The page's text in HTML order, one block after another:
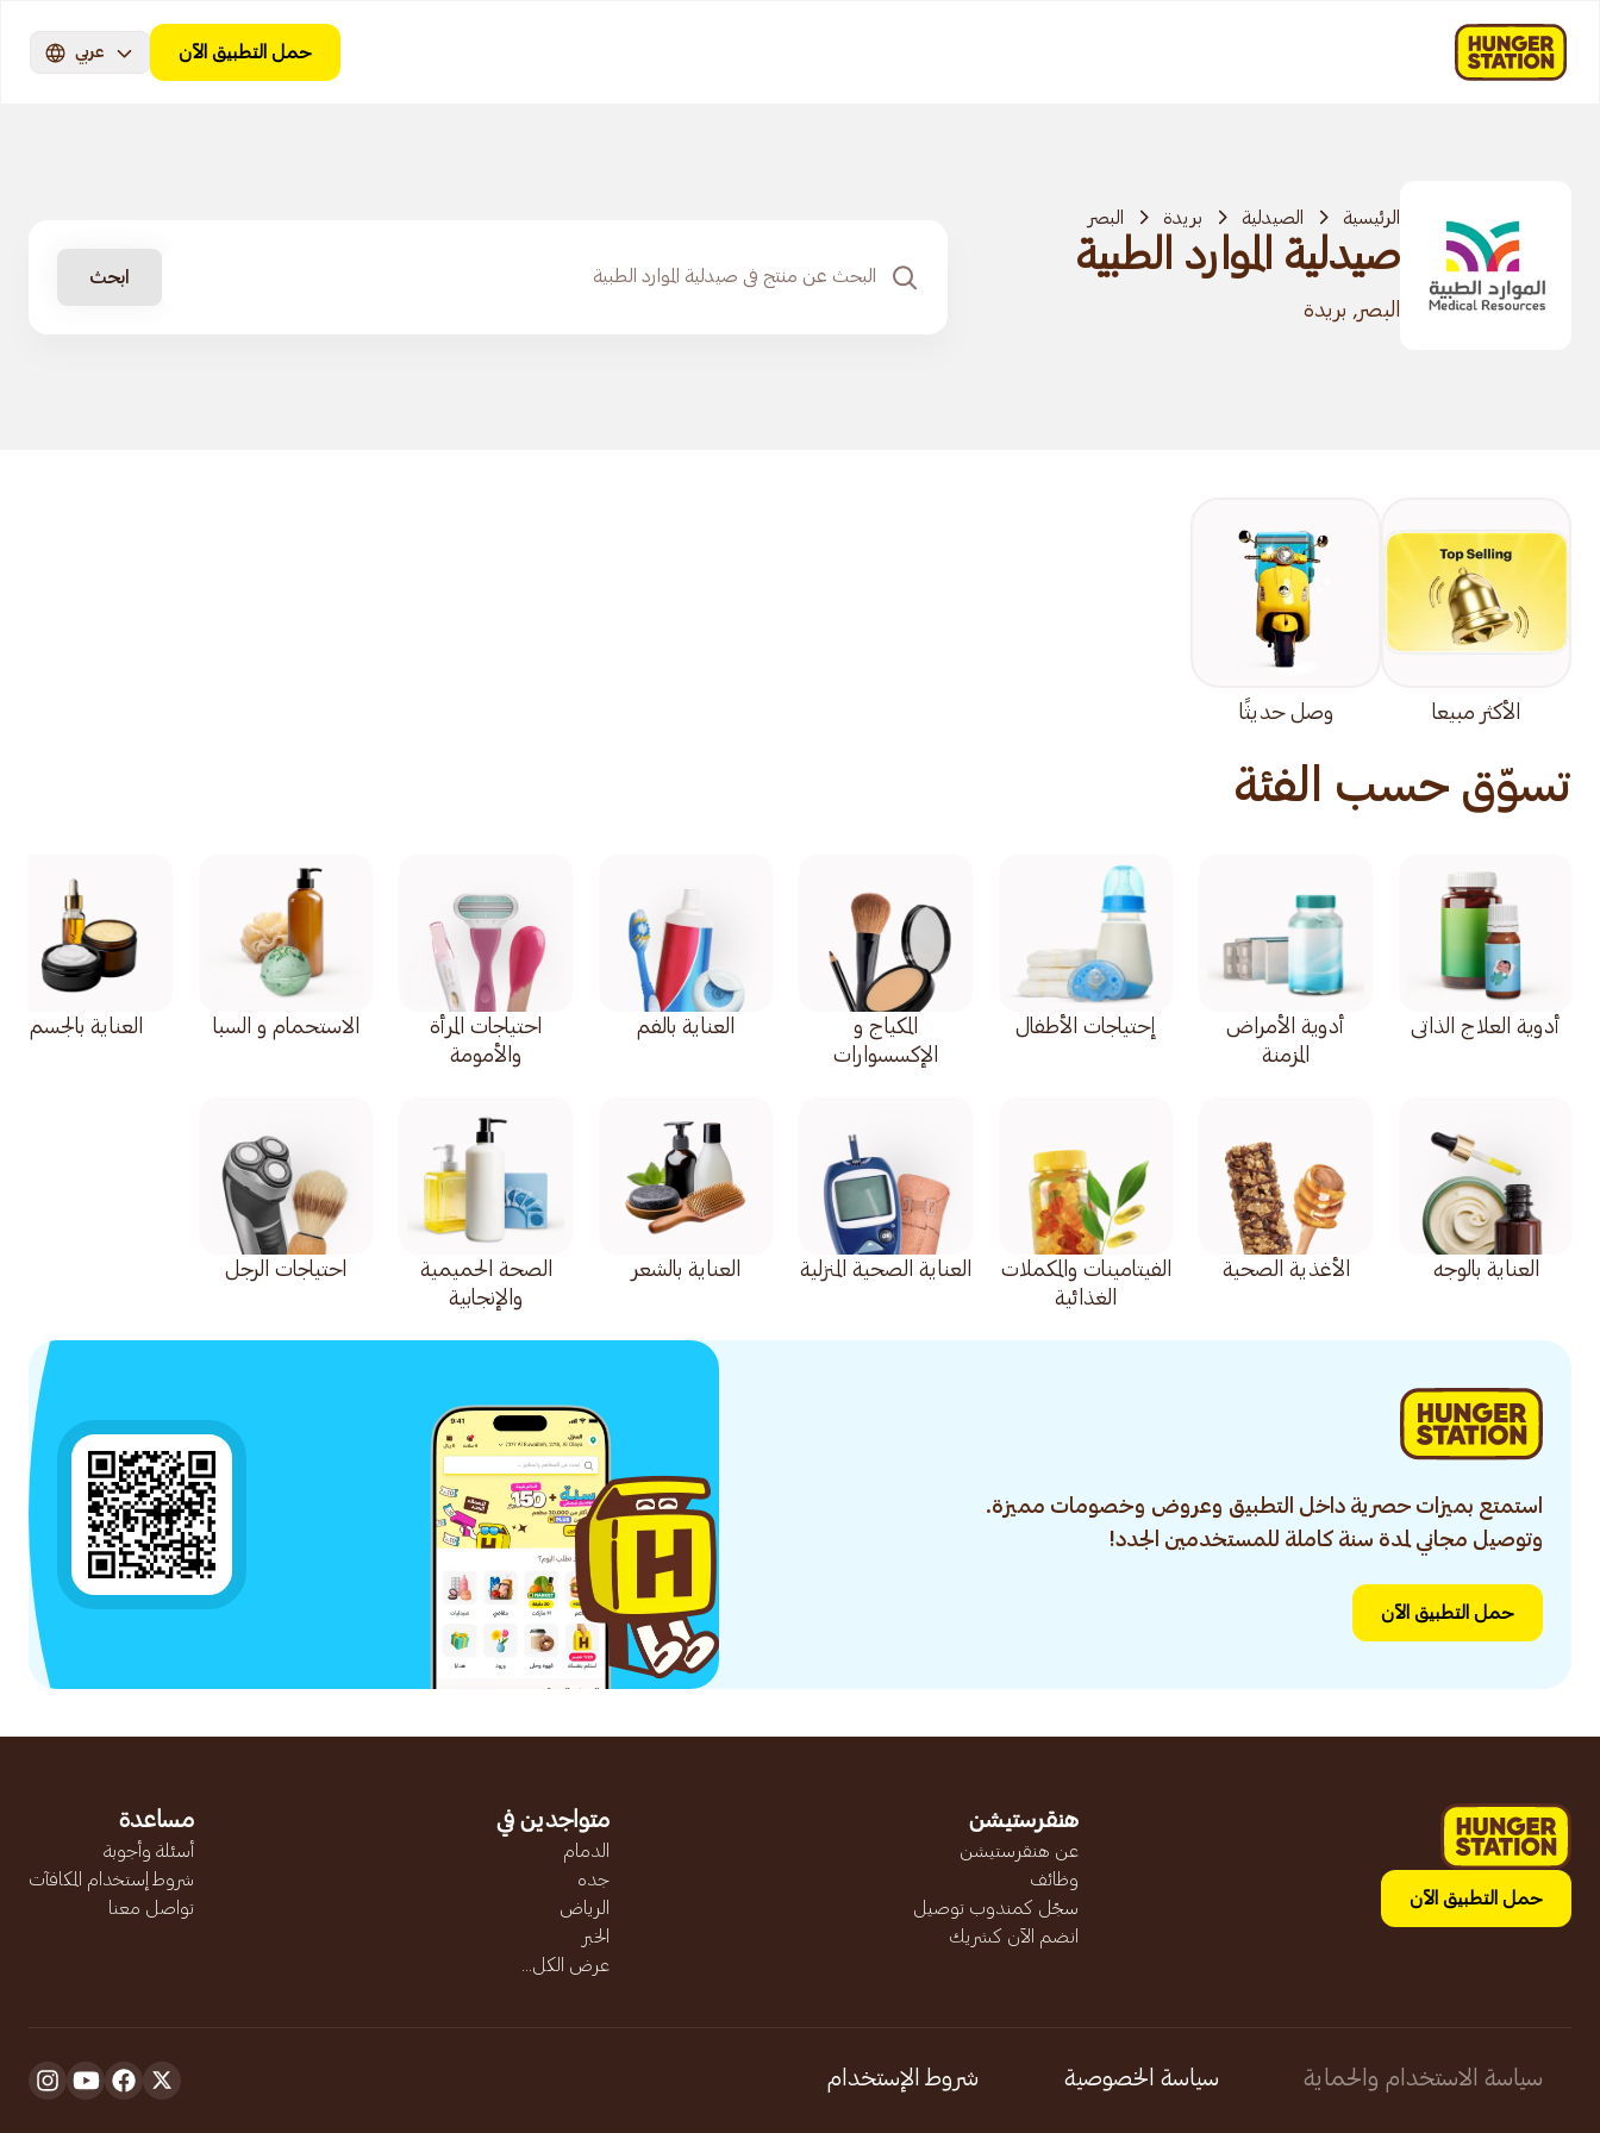
حمل التطبيق الآن عربي
الرئيسية الصيدلية بريدة البصر
صيدلية الموارد الطبية
البصر, بريدة
ابحث
الأكثر مبيعا وصل حديثًا
تسوّق حسب الفئة
أدوية العلاج الذاتي
أدوية الأمراض
المزمنة
إحتياجات الأطفال
المكياج و
الإكسسوارات
العناية بالفم
احتياجات المرأة
والأمومة
الاستحمام و السبا العناية بالجسم
العناية بالوجه الأغذية الصحية
الفيتامينات والمكملات
الغذائية
العناية الصحية المنزلية العناية بالشعر
الصحة الحميمية
والإنجابية
احتياجات الرجل
استمتع بميزات حصرية داخل التطبيق وعروض وخصومات مميزة.
وتوصيل مجاني لمدة سنة كاملة للمستخدمين الجدد!
حمل التطبيق الآن
حمل التطبيق الآن
هنقرستيشن
عن هنقرستيشن
وظائف
سجّل كمندوب توصيل
انضم الآن كشريك
متواجدين في
الدمام
جده
الرياض
الخبر
عرض الكل...
مساعدة
أسئلة وأجوبة
شروط إستخدام المكافآت
تواصل معنا
سياسة الاستخدام والحماية سياسة الخصوصية شروط الإستخدام